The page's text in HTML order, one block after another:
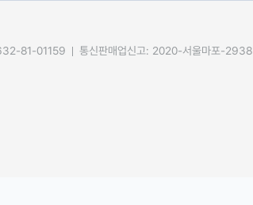
81-01159
통신판매업신고: 2020-서울마포-2938